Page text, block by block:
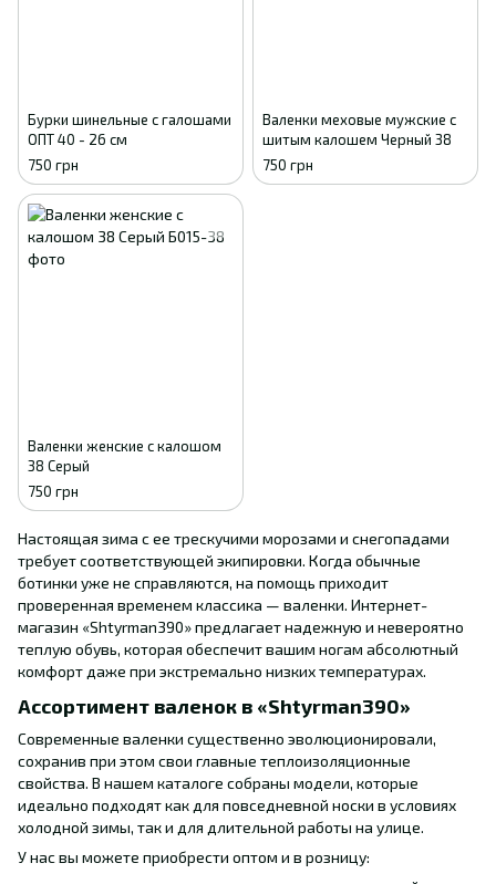
Бурки шинельные с галошами
ОПТ 40 - 26 см
750 грн
Валенки меховые мужские с
шитым калошем Черный 38
750 грн
Валенки женские с калошом
38 Серый
750 грн
Настоящая зима с ее трескучими морозами и снегопадами
требует соответствующей экипировки. Когда обычные
ботинки уже не справляются, на помощь приходит
проверенная временем классика — валенки. Интернет-
магазин «Shtyrman390» предлагает надежную и невероятно
теплую обувь, которая обеспечит вашим ногам абсолютный
комфорт даже при экстремально низких температурах.
Ассортимент валенок в «Shtyrman390»
Современные валенки существенно эволюционировали,
сохранив при этом свои главные теплоизоляционные
свойства. В нашем каталоге собраны модели, которые
идеально подходят как для повседневной носки в условиях
холодной зимы, так и для длительной работы на улице.
У нас вы можете приобрести оптом и в розницу: